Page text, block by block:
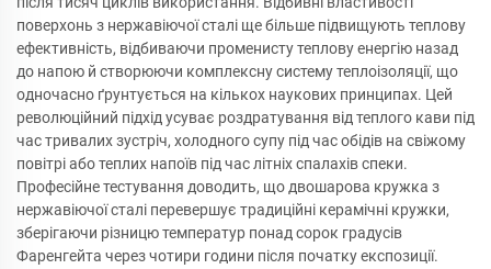
поверхонь з нержавіючої сталі ще більше підвищують теплову
ефективність, відбиваючи променисту теплову енергію назад
до напою й створюючи комплексну систему теплоізоляції, що
одночасно ґрунтується на кількох наукових принципах. Цей
революційний підхід усуває роздратування від теплого кави під
час тривалих зустріч, холодного супу під час обідів на свіжому
повітрі або теплих напоїв під час літніх спалахів спеки.
Професійне тестування доводить, що двошарова кружка з
нержавіючої сталі перевершує традиційні керамічні кружки,
зберігаючи різницю температур понад сорок градусів
Фаренгейта через чотири години після початку експозиції.